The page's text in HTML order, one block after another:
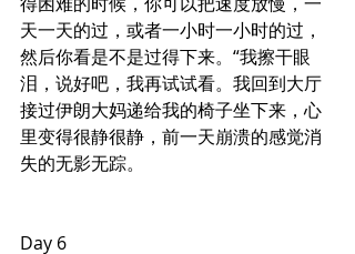
天一天的过，或者一小时一小时的过，
然后你看是不是过得下来。“我擦干眼
泪，说好吧，我再试试看。我回到大厅
接过伊朗大妈递给我的椅子坐下来，心
里变得很静很静，前一天崩溃的感觉消
失的无影无踪。
Day 6